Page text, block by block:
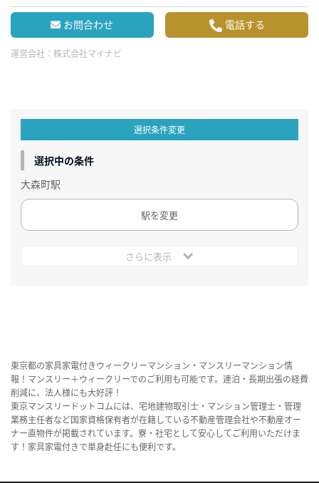
お問合わせ 電話する
運営会社： 株式会社マイナビ
選択条件変更
選択中の条件
大森町駅
駅を変更
さらに表示
東京都の家具家電付きウィークリーマンション・マンスリーマンション情
報！マンスリー＋ウィークリーでのご利用も可能です。連泊・長期出張の経費
削減に、法人様にも大好評！
東京マンスリードットコムには、宅地建物取引士・マンション管理士・管理
業務主任者など国家資格保有者が在籍している不動産管理会社や不動産オー
ナー直物件が掲載されています。寮・社宅として安心してご利用いただけま
す！家具家電付きで単身赴任にも便利です。